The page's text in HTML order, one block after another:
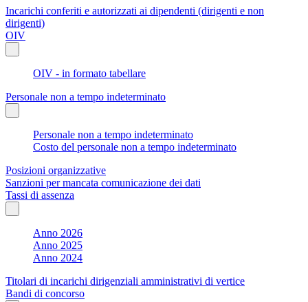
Incarichi conferiti e autorizzati ai dipendenti (dirigenti e non
dirigenti)
OIV
OIV - in formato tabellare
Personale non a tempo indeterminato
Personale non a tempo indeterminato
Costo del personale non a tempo indeterminato
Posizioni organizzative
Sanzioni per mancata comunicazione dei dati
Tassi di assenza
Anno 2026
Anno 2025
Anno 2024
Titolari di incarichi dirigenziali amministrativi di vertice
Bandi di concorso